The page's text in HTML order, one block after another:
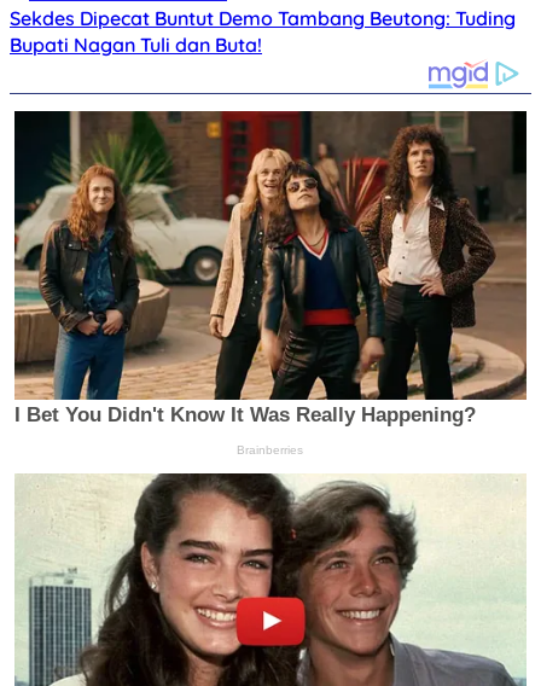
Sekdes Dipecat Buntut Demo Tambang Beutong: Tuding
Bupati Nagan Tuli dan Buta!